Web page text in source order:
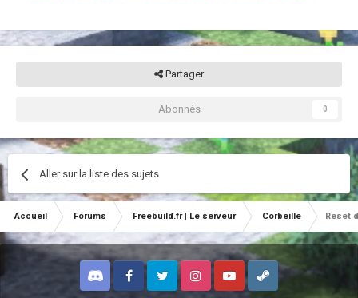
Partager
Abonnés 0
Aller sur la liste des sujets
Accueil Forums Freebuild.fr | Le serveur Corbeille Reset
Discord FacebookTwitter InstagramYoutubeSteam